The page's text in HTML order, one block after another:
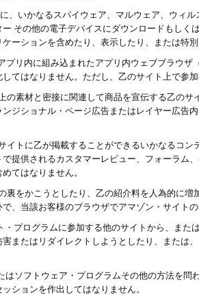
、いかなるスパイウェア、マルウェア、ウィ
その他の電子デバイスにダウンロードもし
ケーションを含めたり、表示したり、または特
プリ内に組み込まれたアプリ内ウェブブラウ
てはなりません。ただし、乙のサイト上で参
の素材と密接に関連して商品を宣伝する乙の
ジショナル・ページ広告またはレイヤー広告
イトに乙が掲載することができるいかなるコ
提供されるカスタマーレビュー、フォーラム
てはなりません。
裏をかこうとしたり、乙の紹介料を人為的に
、当該お客様のブラウザでアマゾン・サイト
・プログラムに参加する他のサイトから、ま
害またはリダイレクトしようとしたり、または
はソフトウェア・プログラムその他の方法を
ションを作出してはなりません。